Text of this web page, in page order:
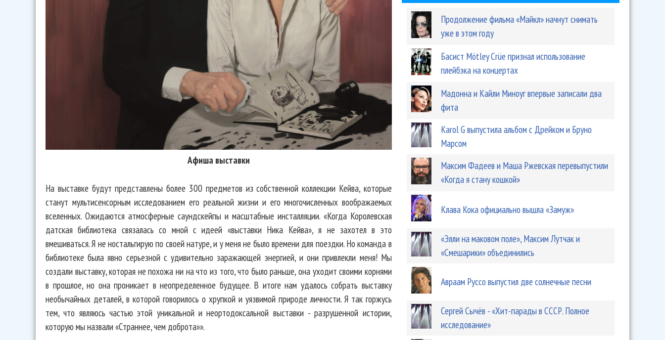
Афиша выставки
На выставке будут представлены более 300 предметов из собственной коллекции Кейва, которые
станут мультисенсорным исследованием его реальной жизни и его многочисленных воображаемых
вселенных. Ожидаются атмосферные саундскейпы и масштабные инсталляции. «Когда Королевская
датская библиотека связалась со мной с идеей «выставки Ника Кейва», я не захотел в это
вмешиваться. Я не ностальгирую по своей натуре, и у меня не было времени для поездки. Но команда в
библиотеке была явно серьезной с удивительно заражающей энергией, и они привлекли меня! Мы
создали выставку, которая не похожа ни на что из того, что было раньше, она уходит своими корнями
в прошлое, но она проникает в неопределенное будущее. В итоге нам удалось собрать выставку
необычайных деталей, в которой говорилось о хрупкой и уязвимой природе личности. Я так горжусь
тем, что являюсь частью этой уникальной и неортодоксальной выставки - разрушенной истории,
которую мы назвали «Страннее, чем доброта»».
Продолжение фильма «Майкл» начнут снимать
уже в этом году
Басист Mötley Crüe признал использование
плейбэка на концертах
Мадонна и Кайли Миноуг впервые записали два
фита
Karol G выпустила альбом с Дрейком и Бруно
Марсом
Максим Фадеев и Маша Ржевская перевыпустили
«Когда я стану кошкой»
Клава Кока официально вышла «Замуж»
«Элли на маковом поле», Максим Лутчак и
«Смешарики» объединились
Авраам Руссо выпустил две солнечные песни
Сергей Сычёв - «Хит-парады в СССР. Полное
исследование»